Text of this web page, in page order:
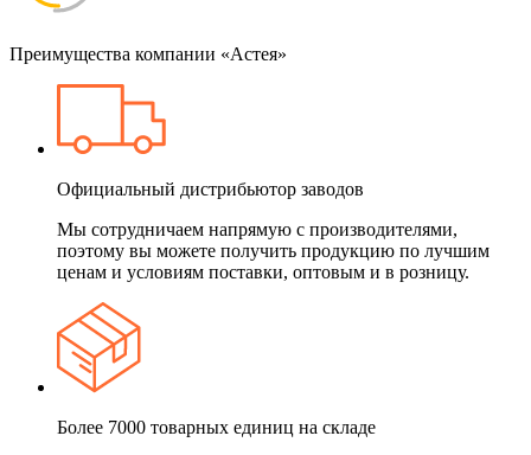
Преимущества компании «Астея»
Официальный дистрибьютор заводов
Мы сотрудничаем напрямую с производителями,
поэтому вы можете получить продукцию по лучшим
ценам и условиям поставки, оптовым и в розницу.
Более 7000 товарных единиц на складе